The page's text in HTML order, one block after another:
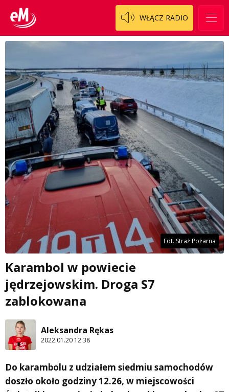
WŁĄCZ RADIO
Fot. Straż Pożarna
Karambol w powiecie
jędrzejowskim. Droga S7
zablokowana
Aleksandra Rękas
2022.01.20 12:38
Do karambolu z udziałem siedmiu samochodów
doszło około godziny 12.26, w miejscowości